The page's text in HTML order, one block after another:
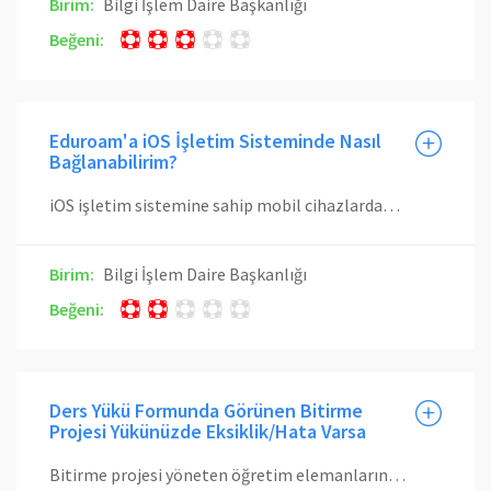
Birim: Bilgi İşlem Daire Başkanlığı
Beğeni:
Eduroam'a iOS İşletim Sisteminde Nasıl
Bağlanabilirim?
iOS işletim sistemine sahip mobil cihazlardan eduroam ağına bağlanmak için buradaki video takip edilmeli veya aşağıda verilen doküman takip edilmelidir. Mobil İşletim Sistemlerinde Eduroam Bağlantı Ayarları
Birim: Bilgi İşlem Daire Başkanlığı
Beğeni:
Ders Yükü Formunda Görünen Bitirme
Projesi Yükünüzde Eksiklik/Hata Varsa
Bitirme projesi yöneten öğretim elemanlarına, öğrenci sayısından bağımsız olarak 2 saat/hafta (0-2-0) uygulama ders yükü oluşturulmaktadır. Hangi öğretim elemanıın hangi öğrencilere bitirme projesi yaptırdığına ilişkin bilgiler, her dönem ders bırakma son tarihine kadar bölümler tarafından Öğrenci İşleri Daire Başkanlığı'nın (ÖİDB) otomasyon sistemine işlenmektedir. Portal Ders Yükü Formuna esas veriler, ÖİDB Otomasyon Sisteminden gelen bu verilerdir. Üzerinizde bulunan bitirme öğrencilerini, ÖİDB Otomasyon Sistemi, Öğretim Üyesi servisinden Bitirme Öğrencileri menüsü aracılığı ile kontrol edebilirsiniz. Öğrenciniz burada görünmüyorsa, belirtilen tarihler arasında bölümünüz ile iletişime geçerek ÖİDB Otomasyon Sistemine bu bilgilerin işlenmesini sağlayabilirsiniz. Pratik olarak en az 1 adet bitirme öğrenciniz bulunuyorsa bitirme projesi yükü ders yükü formunuzda görüleceğinden, öğrenci sayısındaki eksiklerin düzeltilmesi yönünde bir adım atmanız ek ders açısından bir farklılık oluşturmayacaktır. Her öğretim üyesine, I. ve varsa II. öğretimde olmak üzere en fazla iki adet bitirme projesi yükü (2 x 0-2-0) verilebilir. I. öğretimde farklı bölümlerdeki bitirme projeleri yürüten öğretim elemanları için iki farklı bitirme projesi yükü verilmemektedir. Ayrıntılı bilgi için DERS YÜKÜ TESPİTİ VE EK DERS ÜCRETİ ÖDEMELERİNDE UYULACAK ESASLAR'ın 2. maddesinin b fıkrasının 2. paragrafı incelenebilir.